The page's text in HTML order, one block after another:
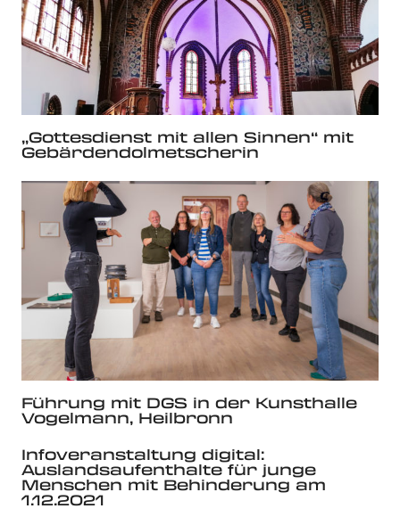
„Gottesdienst mit allen Sinnen“ mit
Gebärdendolmetscherin
Führung mit DGS in der Kunsthalle
Vogelmann, Heilbronn
Infoveranstaltung digital:
Auslandsaufenthalte für junge
Menschen mit Behinderung am
1.12.2021